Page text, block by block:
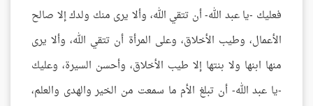
فعليك -يا عبد الله- أن تتقي الله، وألا يرى منك ولدك إلا صالح
الأعمال، وطيب الأخلاق، وعلى المرأة أن تتقي الله، وألا يرى
منها ابنها ولا بنتها إلا طيب الأخلاق، وأحسن السيرة، وعليك
-يا عبد الله- أن تبلغ الأم ما سمعت من الخير والهدى والعلم،